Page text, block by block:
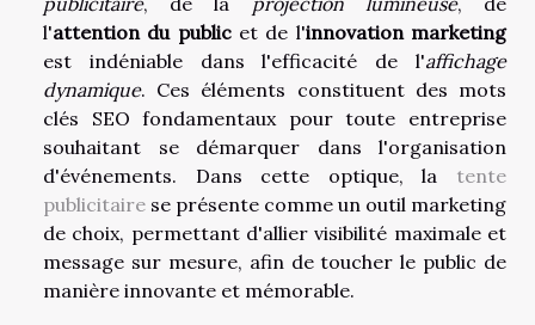
l'attention du publicet de l'innovation marketing
est indéniable dans l'efficacité de l'affichage
dynamique. Ces éléments constituent des mots
clés SEO fondamentaux pour toute entreprise
souhaitant se démarquer dans l'organisation
d'événements. Dans cette optique, la tente
publicitaire se présente comme un outil marketing
de choix, permettant d'allier visibilité maximale et
message sur mesure, afin de toucher le public de
manière innovante et mémorable.